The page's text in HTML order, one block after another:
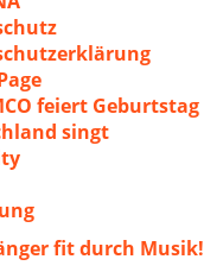
feiert Geburtstag
singt
fit durch Musik!